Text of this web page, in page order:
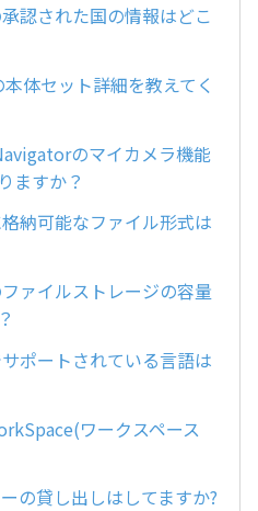
認された国の情報はどこ
体セット詳細を教えてく
のマイカメラ機能
ますか？
納可能なファイル形式は
ァイルストレージの容量
ポートされている言語は
ワークスペース
の貸し出しはしてますか?